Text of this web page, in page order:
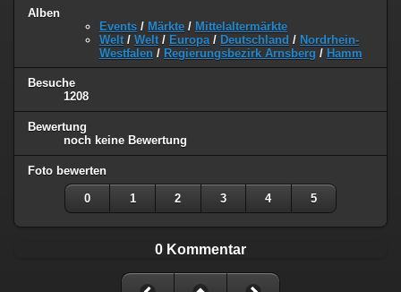
Alben
Events / Märkte / Mittelaltermärkte
Welt / Welt / Europa / Deutschland / Nordrhein-
Westfalen / Regierungsbezirk Arnsberg / Hamm
Besuche
1208
Bewertung
noch keine Bewertung
Foto bewerten
0 1 2 3 4 5
0 Kommentar